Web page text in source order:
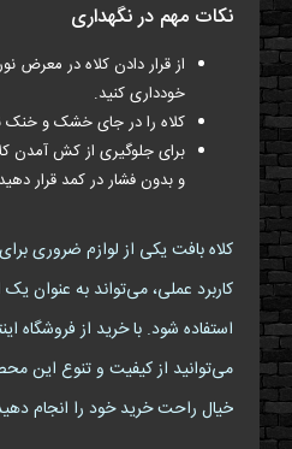
نکات مهم در نگهداری
از قرار دادن کلاه در معرض
خودداری کنید.
کلاه را در جای خشک و خنک
برای جلوگیری از کش آمدن
و بدون فشار در کمد قرار
کلاه بافت یکی از لوازم ضروری
کاربرد عملی، می‌تواند به
استفاده شود. با خرید از فروشگاه
می‌توانید از کیفیت و تنوع این
خیال راحت خرید خود را انجام